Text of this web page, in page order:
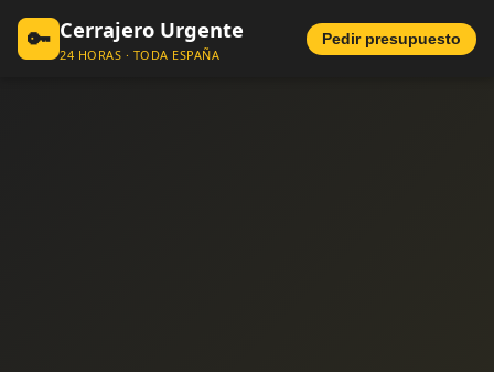
🔑 Cerrajero Urgente
24 HORAS · TODA ESPAÑA
Pedir presupuesto